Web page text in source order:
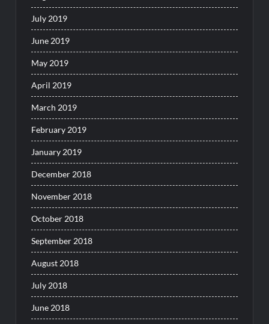
July 2019
June 2019
May 2019
April 2019
March 2019
February 2019
January 2019
December 2018
November 2018
October 2018
September 2018
August 2018
July 2018
June 2018